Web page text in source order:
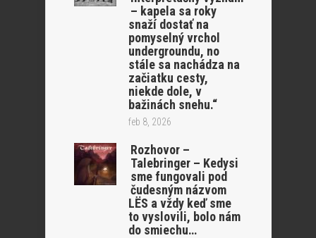
– kapela sa roky
snaží dostať na
pomyselný vrchol
undergroundu, no
stále sa nachádza na
začiatku cesty,
niekde dole, v
bažinách snehu.“
feb 8, 2026
Rozhovor –
Talebringer – Kedysi
sme fungovali pod
čudesným názvom
LËS a vždy keď sme
to vyslovili, bolo nám
do smiechu…